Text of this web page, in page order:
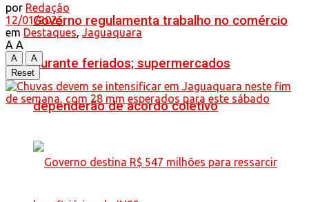
Governo regulamenta trabalho no comércio
durante feriados; supermercados
dependerão de acordo coletivo
por Redação
12/01/2025
em Destaques, Jaguaquara
A A
A
A
Reset